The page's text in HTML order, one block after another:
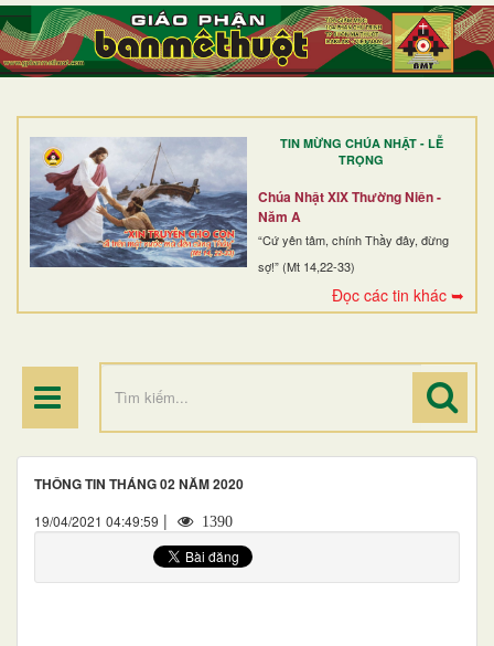
TIN MỪNG CHÚA NHẬT - LỄ
TRỌNG
Chúa Nhật XIX Thường Niên -
Năm A
“Cứ yên tâm, chính Thầy đây, đừng
sợ!” (Mt 14,22-33)
Đọc các tin khác ➥
TRANG NHẤT
GIỚI THIỆU
DÒNG TU
BAN MỤC VỤ
ĐOÀN THỂ CG
THÔNG TIN THÁNG 02 NĂM 2020
19/04/2021 04:49:59 | 1390